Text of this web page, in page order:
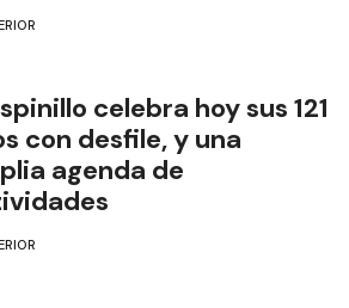
celebra hoy sus 121
con desfile, y una
agenda de